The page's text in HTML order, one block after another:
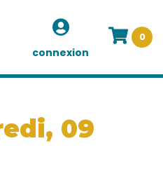
connexion
0
09